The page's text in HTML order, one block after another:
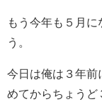
もう今年も５月
う。
今日は俺は３年前
めてからちょうど